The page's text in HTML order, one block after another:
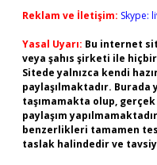
Reklam ve İletişim: Skype:
Yasal Uyarı: Bu internet
veya şahıs şirketi ile
Sitede yalnızca kendi
paylaşılmaktadır.
taşımamakta olup,
paylaşım
benzerlikleri tamamen
taslak halindedir ve